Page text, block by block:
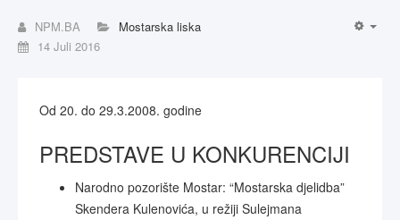
NPM.BA
Mostarska liska
14 Juli 2016
Od 20. do 29.3.2008. godine
PREDSTAVE U KONKURENCIJI
Narodno pozorište Mostar: “Mostarska djelidba”
Skendera Kulenovića, u režiji Sulejmana